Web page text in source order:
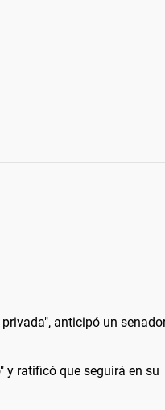
anticipó un
y ratificó que seguirá en su